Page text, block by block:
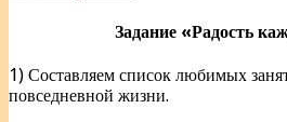
Задание «Радость
1) Составляем список любимых
повседневной жизни.